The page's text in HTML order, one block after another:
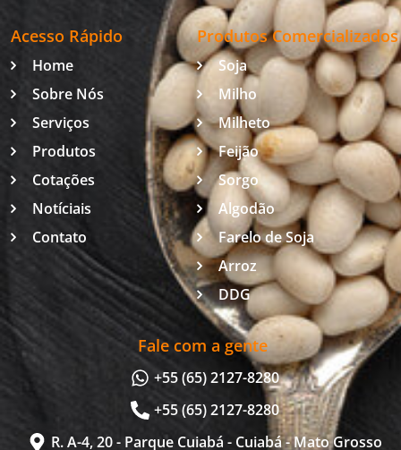
Acesso Rápido
Home
Sobre Nós
Serviços
Produtos
Cotações
Notíciais
Contato
Produtos Comercializados
Soja
Milho
Milheto
Feijão
Sorgo
Algodão
Farelo de Soja
Arroz
DDG
Fale com a gente
+55 (65) 2127-8280
+55 (65) 2127-8280
R. A-4, 20 - Parque Cuiabá - Cuiabá - Mato Grosso